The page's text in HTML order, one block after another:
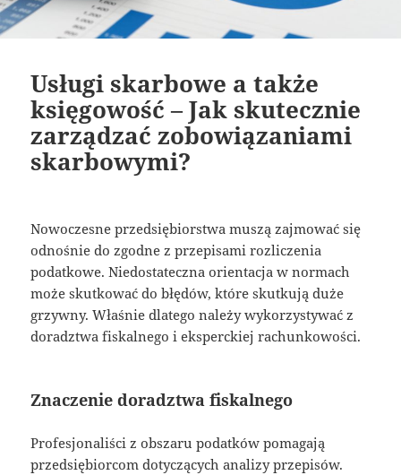
Usługi skarbowe a także
księgowość – Jak skutecznie
zarządzać zobowiązaniami
skarbowymi?
Nowoczesne przedsiębiorstwa muszą zajmować się
odnośnie do zgodne z przepisami rozliczenia
podatkowe. Niedostateczna orientacja w normach
może skutkować do błędów, które skutkują duże
grzywny. Właśnie dlatego należy wykorzystywać z
doradztwa fiskalnego i eksperckiej rachunkowości.
Znaczenie doradztwa fiskalnego
Profesjonaliści z obszaru podatków pomagają
przedsiębiorcom dotyczących analizy przepisów.